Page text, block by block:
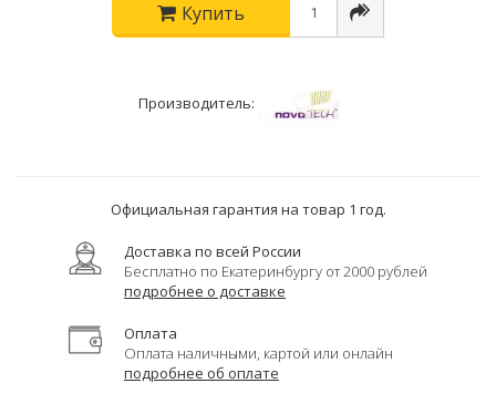
Купить
Производитель:
Официальная гарантия на товар 1 год.
Доставка по всей России
Бесплатно по Екатеринбургу от 2000 рублей
подробнее о доставке
Оплата
Оплата наличными, картой или онлайн
подробнее об оплате